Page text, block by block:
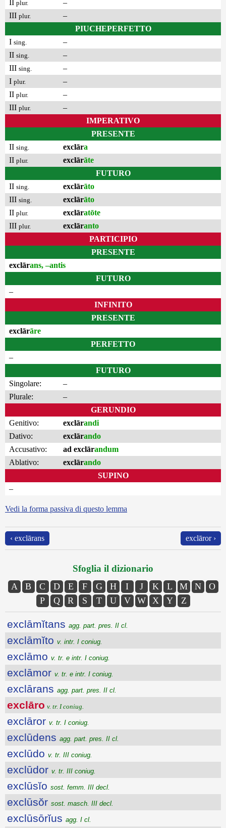
plur.
–
III plur.
–
PIUCHEPERFETTO
I sing.
–
II sing.
–
III sing.
–
I plur.
–
II plur.
–
III plur.
–
IMPERATIVO
PRESENTE
II sing. exclāra
II plur. exclārāte
FUTURO
II sing. exclārāto
III sing. exclārāto
II plur. exclāratōte
III plur. exclāranto
PARTICIPIO
PRESENTE
exclārans, –antis
FUTURO
–
INFINITO
PRESENTE
exclārāre
PERFETTO
–
FUTURO
Singolare:
–
Plurale:
–
GERUNDIO
Genitivo:
exclārandi
Dativo:
exclārando
Accusativo:
ad exclārandum
Ablativo:
exclārando
SUPINO
–
Vedi la forma passiva di questo lemma
‹ exclārans exclāror ›
Sfoglia il dizionario
A B C D E F G H I J K L M N
O
P
Q R S T U V W X Y Z
exclāmĭtans agg. part. pres. II cl.
exclāmĭto v. intr. I coniug.
exclāmo v. tr. e intr. I coniug.
exclāmor v. tr. e intr. I coniug.
exclārans agg. part. pres. II cl.
exclāro v. tr. I coniug.
exclāror v. tr. I coniug.
exclūdens agg. part. pres. II cl.
exclūdo v. tr. III coniug.
exclūdor v. tr. III coniug.
exclūsĭo sost. femm. III decl.
exclūsŏr sost. masch. III decl.
exclūsōrĭus agg. I cl.